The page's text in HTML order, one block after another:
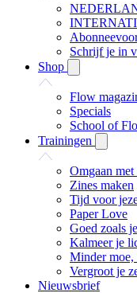
Schrijf je in
Shop
Flow
Specials
School of
Trainingen
Omgaan met
Zines maken
Tijd voor
Paper Love
Goed zoals
Kalmeer je
Minder moe,
Vergroot je
Nieuwsbrief